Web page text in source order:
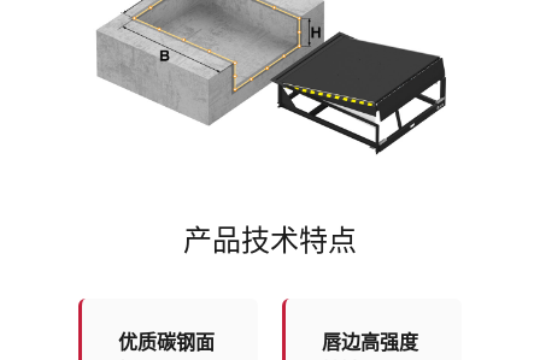
产品技术特点
优质碳钢面
唇边高强度